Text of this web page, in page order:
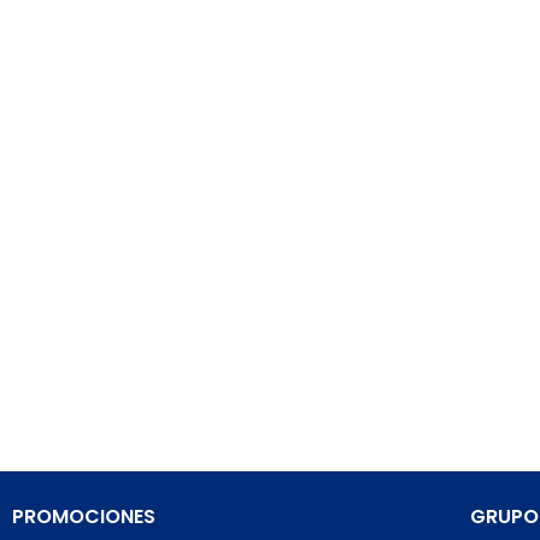
PROMOCIONES